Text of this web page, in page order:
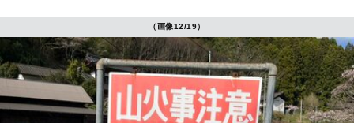
（画像12/19）